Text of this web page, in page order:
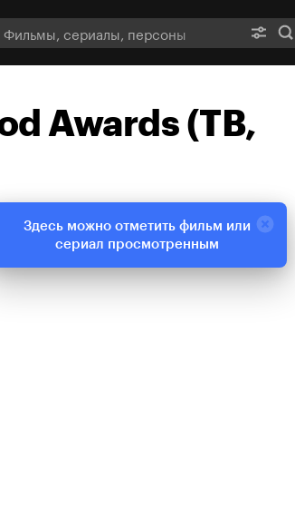
Awards (ТВ,
Здесь можно отметить фильм или
сериал просмотренным